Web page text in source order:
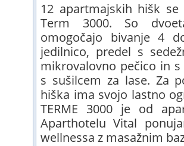
12 apartmajskih hišk
Term 3000. So
omogočajo bivanje 4
jedilnico, predel s
mikrovalovno pečico in
s sušilcem za lase. Za
hiška ima svojo lastno
TERME 3000 je od
Aparthotelu Vital
wellnessa z masažnim